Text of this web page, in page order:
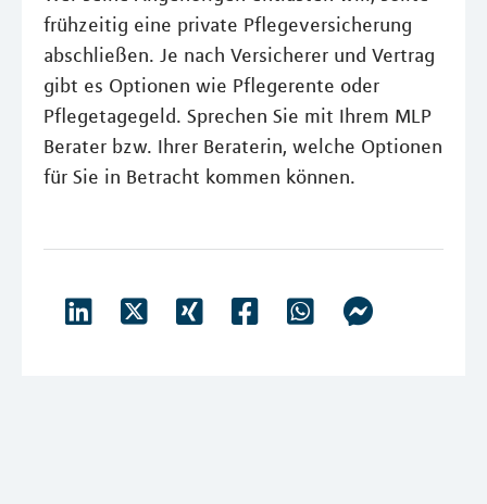
frühzeitig eine private Pflegeversicherung
abschließen. Je nach Versicherer und Vertrag
gibt es Optionen wie Pflegerente oder
Pflegetagegeld. Sprechen Sie mit Ihrem MLP
Berater bzw. Ihrer Beraterin, welche Optionen
für Sie in Betracht kommen können.